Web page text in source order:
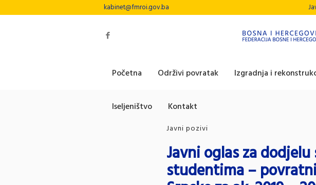
kabinet@fmroi.gov.ba
Početna Održivi povratak Izgradnja i
Iseljeništvo Kontakt
Javni pozivi
Javni oglas za
studentima –